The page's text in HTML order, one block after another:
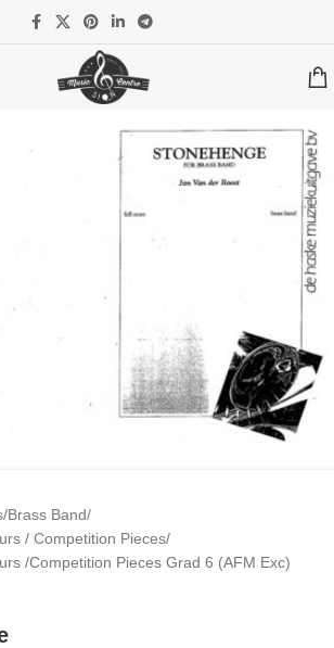
agrandir l'image
/Brass Band/
/ Competition Pieces/
/Competition Pieces Grad 6 (AFM Exc)